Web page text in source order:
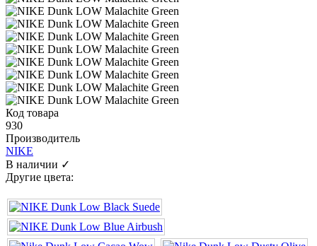
Код товара
930
Производитель
NIKE
В наличии ✓
Другие цвета: